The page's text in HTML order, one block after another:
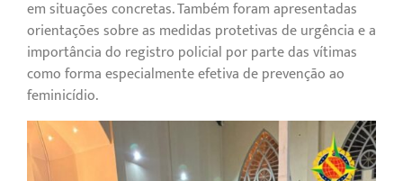
em situações concretas. Também foram apresentadas
orientações sobre as medidas protetivas de urgência e a
importância do registro policial por parte das vítimas
como forma especialmente efetiva de prevenção ao
feminicídio.